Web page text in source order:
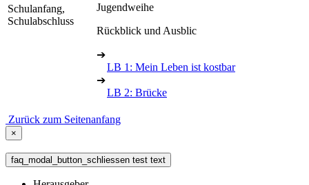
Schulanfang,
Schulabschluss
Jugendweihe
Rückblick und Ausblic
➔
LB 1: Mein Leben ist kostbar
➔
LB 2: Brücke
Zurück zum Seitenanfang
×
faq_modal_button_schliessen test text